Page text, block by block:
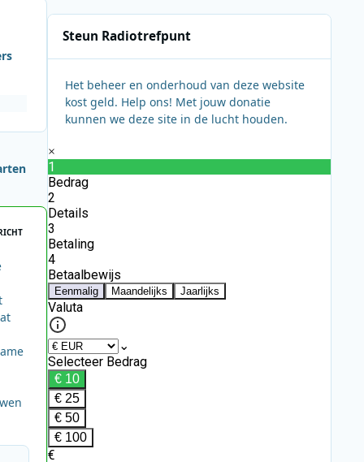
Steun Radiotrefpunt
Het beheer en onderhoud van deze website
kost geld. Help ons! Met jouw donatie
kunnen we deze site in de lucht houden.